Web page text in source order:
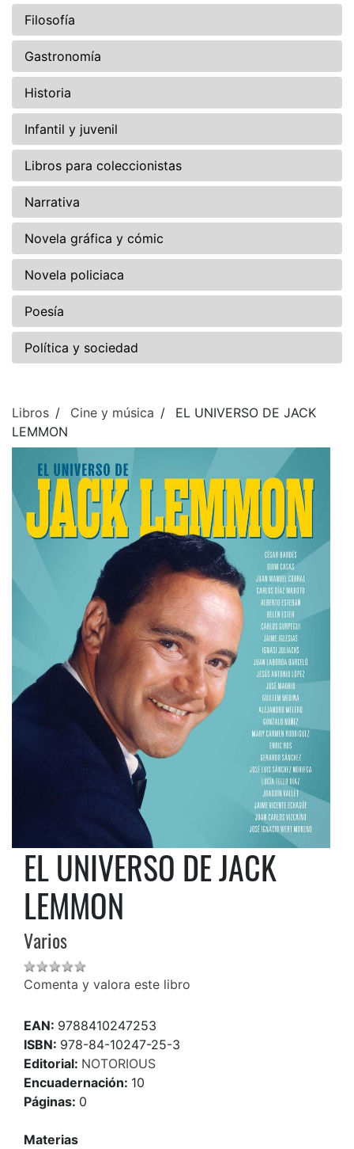
Filosofía
Gastronomía
Historia
Infantil y juvenil
Libros para coleccionistas
Narrativa
Novela gráfica y cómic
Novela policiaca
Poesía
Política y sociedad
Libros Cine y música
EL UNIVERSO DE JACK
LEMMON
EL UNIVERSO DE JACK
LEMMON
Varios
Comenta y valora este libro
EAN: 9788410247253
ISBN: 978-84-10247-25-3
Editorial: NOTORIOUS
Encuadernación: 10
Páginas: 0
Materias